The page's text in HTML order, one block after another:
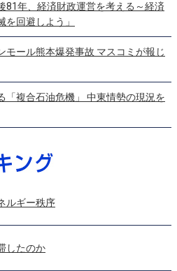
81年、経済財政運営を考える～経済
を回避しよう」
モール熊本爆発事故 マスコミが報じ
「複合石油危機」 中東情勢の現況を
ルギー秩序
したのか